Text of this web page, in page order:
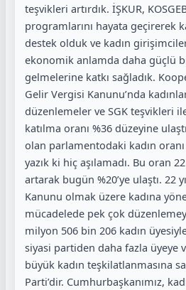
teşvikleri artırdık. İŞKUR,
programlarını hayata geçirerek
destek olduk ve kadın
ekonomik anlamda daha güçlü
gelmelerine katkı sağladık.
Gelir Vergisi Kanunu’nda
düzenlemeler ve SGK teşvikleri
katılma oranı %36 düzeyine
olan parlamentodaki kadın oranı
yazık ki hiç aşılamadı. Bu oran
artarak bugün %20’ye ulaştı. 22
Kanunu olmak üzere kadına
mücadelede pek çok
milyon 506 bin 206 kadın
siyasi partiden daha fazla üyeye
büyük kadın teşkilatlanmasına
Parti’dir. Cumhurbaşkanımız,